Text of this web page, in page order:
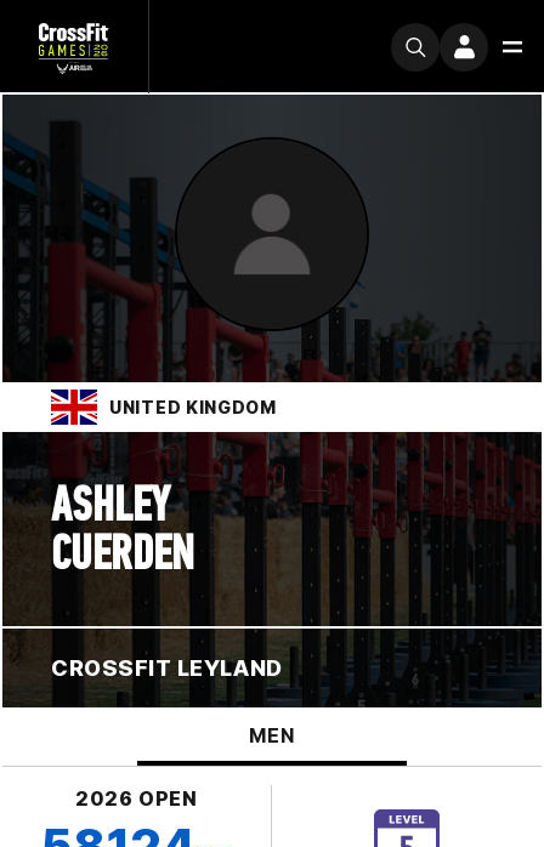
UNITED KINGDOM
ASHLEY
CUERDEN
CROSSFIT LEYLAND
MEN
2026 OPEN